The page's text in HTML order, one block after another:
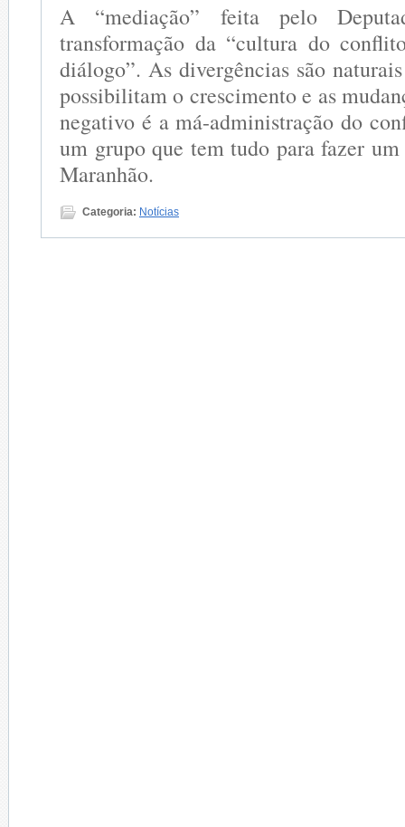
A “mediação” feita pelo
transformação da “cultura do
diálogo”. As divergências são
possibilitam o crescimento e as
negativo é a má-administração do
um grupo que tem tudo para fazer
Maranhão.
Categoria: Notícias